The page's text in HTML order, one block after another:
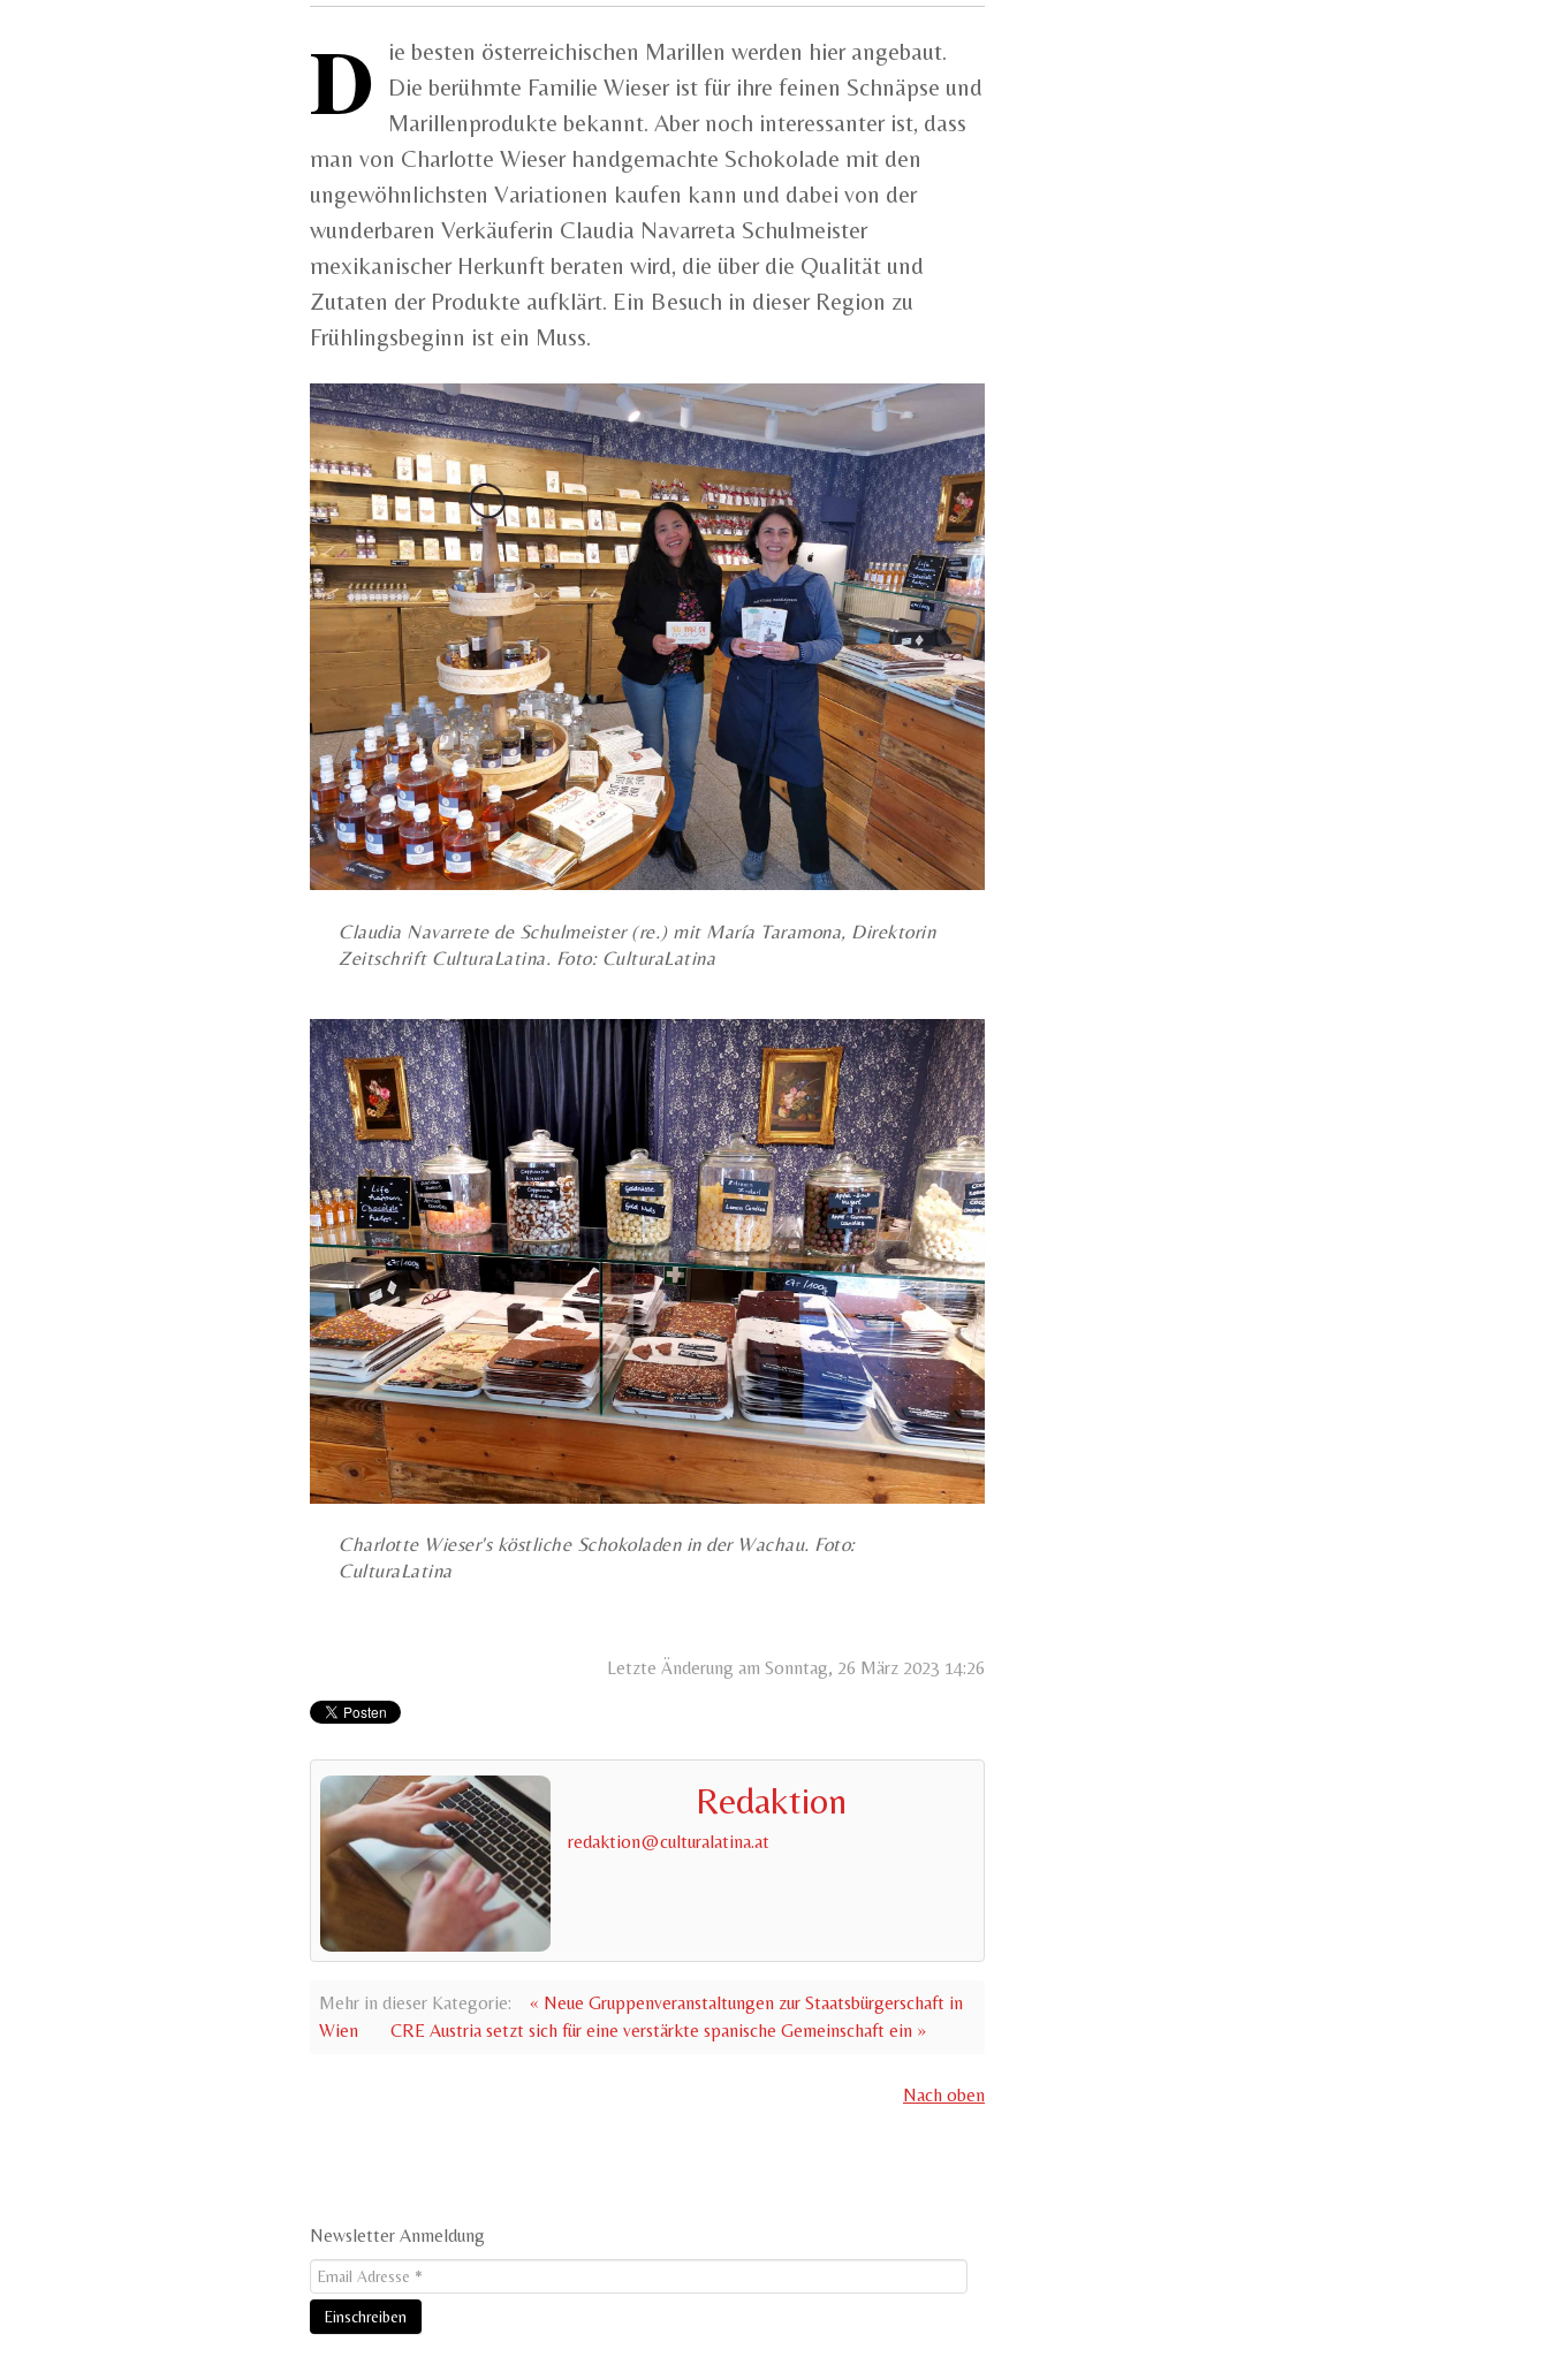
D
ie besten österreichischen Marillen werden hier angebaut.
Die berühmte Familie Wieser ist für ihre feinen Schnäpse und
Marillenprodukte bekannt. Aber noch interessanter ist, dass
man von Charlotte Wieser handgemachte Schokolade mit den
ungewöhnlichsten Variationen kaufen kann und dabei von der
wunderbaren Verkäuferin Claudia Navarreta Schulmeister
mexikanischer Herkunft beraten wird, die über die Qualität und
Zutaten der Produkte aufklärt. Ein Besuch in dieser Region zu
Frühlingsbeginn ist ein Muss.
Claudia Navarrete de Schulmeister (re.) mit María Taramona, Direktorin
Zeitschrift CulturaLatina. Foto: CulturaLatina
Charlotte Wieser's köstliche Schokoladen in der Wachau. Foto:
CulturaLatina
Letzte Änderung am Sonntag, 26 März 2023 14:26
Redaktion
redaktion@culturalatina.at
Mehr in dieser Kategorie:
« Neue Gruppenveranstaltungen zur Staatsbürgerschaft in
Wien
CRE Austria setzt sich für eine verstärkte spanische Gemeinschaft ein »
Nach oben
Newsletter Anmeldung